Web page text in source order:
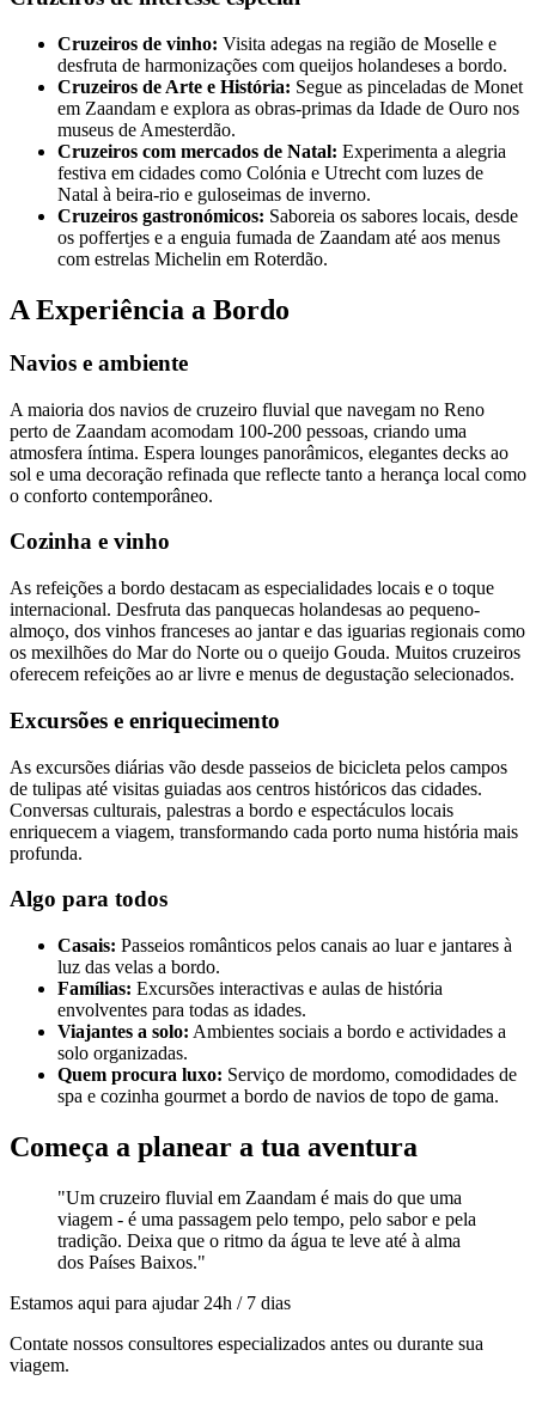
Cruzeiros de vinho: Visita adegas na região de Moselle e
desfruta de harmonizações com queijos holandeses a bordo.
Cruzeiros de Arte e História: Segue as pinceladas de Monet
em Zaandam e explora as obras-primas da Idade de Ouro nos
museus de Amesterdão.
Cruzeiros com mercados de Natal: Experimenta a alegria
festiva em cidades como Colónia e Utrecht com luzes de
Natal à beira-rio e guloseimas de inverno.
Cruzeiros gastronómicos: Saboreia os sabores locais, desde
os poffertjes e a enguia fumada de Zaandam até aos menus
com estrelas Michelin em Roterdão.
A Experiência a Bordo
Navios e ambiente
A maioria dos navios de cruzeiro fluvial que navegam no Reno
perto de Zaandam acomodam 100-200 pessoas, criando uma
atmosfera íntima. Espera lounges panorâmicos, elegantes decks ao
sol e uma decoração refinada que reflecte tanto a herança local como
o conforto contemporâneo.
Cozinha e vinho
As refeições a bordo destacam as especialidades locais e o toque
internacional. Desfruta das panquecas holandesas ao pequeno-
almoço, dos vinhos franceses ao jantar e das iguarias regionais como
os mexilhões do Mar do Norte ou o queijo Gouda. Muitos cruzeiros
oferecem refeições ao ar livre e menus de degustação selecionados.
Excursões e enriquecimento
As excursões diárias vão desde passeios de bicicleta pelos campos
de tulipas até visitas guiadas aos centros históricos das cidades.
Conversas culturais, palestras a bordo e espectáculos locais
enriquecem a viagem, transformando cada porto numa história mais
profunda.
Algo para todos
Casais: Passeios românticos pelos canais ao luar e jantares à
luz das velas a bordo.
Famílias: Excursões interactivas e aulas de história
envolventes para todas as idades.
Viajantes a solo: Ambientes sociais a bordo e actividades a
solo organizadas.
Quem procura luxo: Serviço de mordomo, comodidades de
spa e cozinha gourmet a bordo de navios de topo de gama.
Começa a planear a tua aventura
"Um cruzeiro fluvial em Zaandam é mais do que uma
viagem - é uma passagem pelo tempo, pelo sabor e pela
tradição. Deixa que o ritmo da água te leve até à alma
dos Países Baixos."
Estamos aqui para ajudar 24h / 7 dias
Contate nossos consultores especializados antes ou durante sua
viagem.